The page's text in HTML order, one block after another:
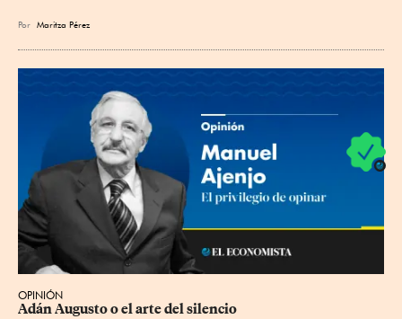
Por Maritza Pérez
OPINIÓN
Adán Augusto o el arte del silencio